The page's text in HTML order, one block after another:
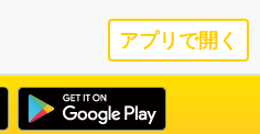
アプリで開く